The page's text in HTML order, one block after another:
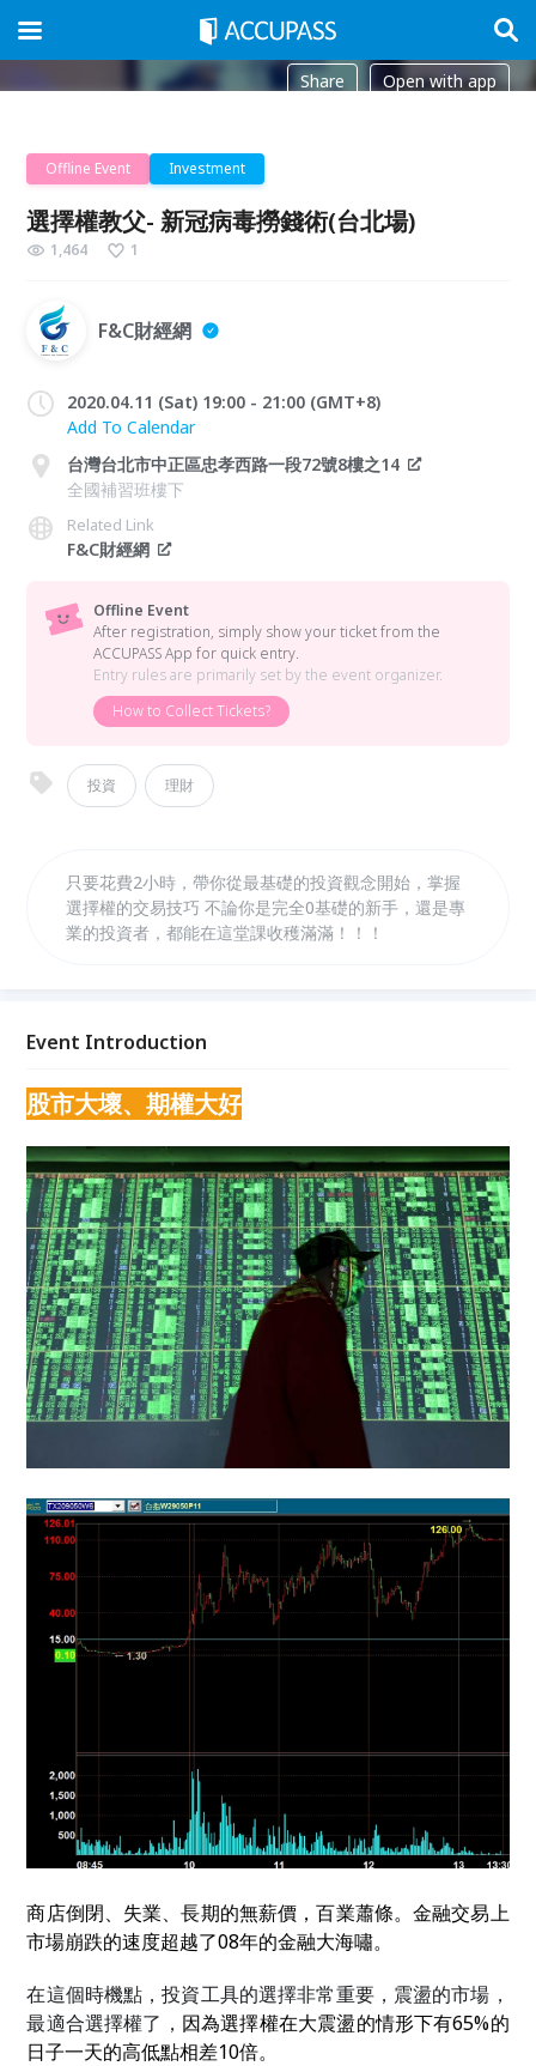
Share Open with app
Offline Event Investment
選擇權教父- 新冠病毒撈錢術(台北場)
1,464 1
F&C財經網
2020.04.11 (Sat) 19:00 - 21:00 (GMT+8)
Add To Calendar
台灣台北市中正區忠孝西路一段72號8樓之14
全國補習班樓下
Related Link
F&C財經網
Offline Event
After registration, simply show your ticket from the
ACCUPASS App for quick entry.
Entry rules are primarily set by the event organizer.
How to Collect Tickets?
投資 理財
只要花費2小時，帶你從最基礎的投資觀念開始，掌握
選擇權的交易技巧 不論你是完全0基礎的新手，還是專
業的投資者，都能在這堂課收穫滿滿！！！
Event Introduction
股市大壞、期權大好
商店倒閉、失業、長期的無薪價，百業蕭條。金融交易上
市場崩跌的速度超越了08年的金融大海嘯。
在這個時機點，投資工具的選擇非常重要，震盪的市場，
最適合選擇權了， 因為選擇權在大震盪的情形下有65%的
日子一天的高低點相差10倍。